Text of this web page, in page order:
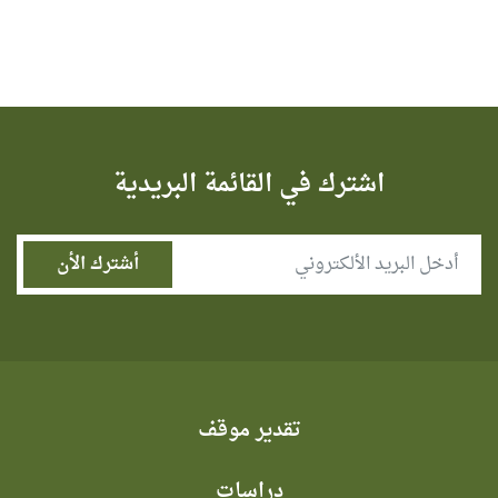
اشترك في القائمة البريدية
تقدير موقف